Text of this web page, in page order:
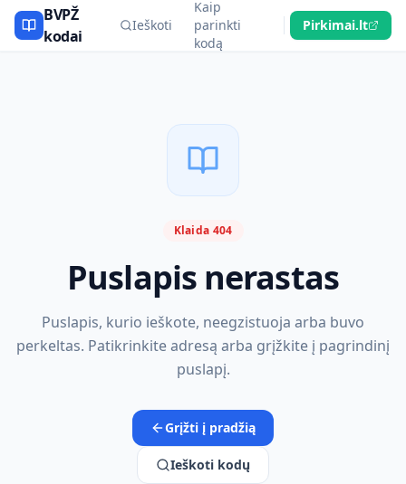
BVPŽ
kodai
Ieškoti
Kaip
parinkti
kodą
Pirkimai.lt
Klaida 404
Puslapis nerastas
Puslapis, kurio ieškote, neegzistuoja arba buvo
perkeltas. Patikrinkite adresą arba grįžkite į pagrindinį
puslapį.
Grįžti į pradžią
Ieškoti kodų